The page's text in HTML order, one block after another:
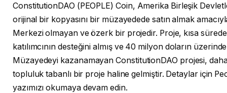
ConstitutionDAO (PEOPLE) Coin, Amerika Birleşik
orijinal bir kopyasını bir müzayedede satın almak
Merkezi olmayan ve özerk bir projedir. Proje, kısa
katılımcının desteğini almış ve 40 milyon doların
Müzayedeyi kazanamayan ConstitutionDAO projesi,
topluluk tabanlı bir proje haline gelmiştir. Detaylar için
yazımızı okumaya devam edin.